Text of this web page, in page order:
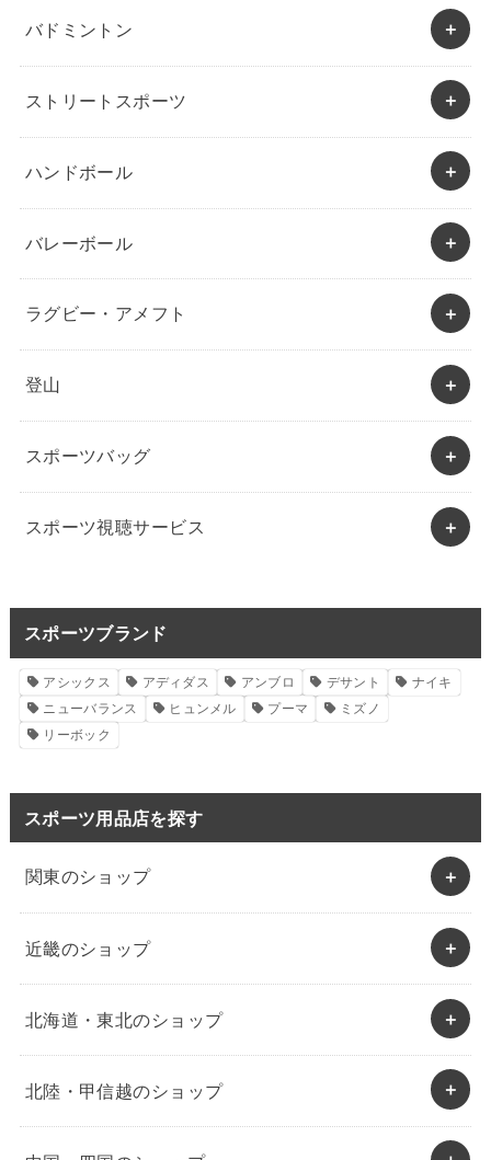
バドミントン
ストリートスポーツ
ハンドボール
バレーボール
ラグビー・アメフト
登山
スポーツバッグ
スポーツ視聴サービス
スポーツブランド
アシックス アディダス アンブロ デサント
ナイキ
ニューバランス
ヒュンメル プーマ
ミズノ
リーボック
スポーツ用品店を探す
関東のショップ
近畿のショップ
北海道・東北のショップ
北陸・甲信越のショップ